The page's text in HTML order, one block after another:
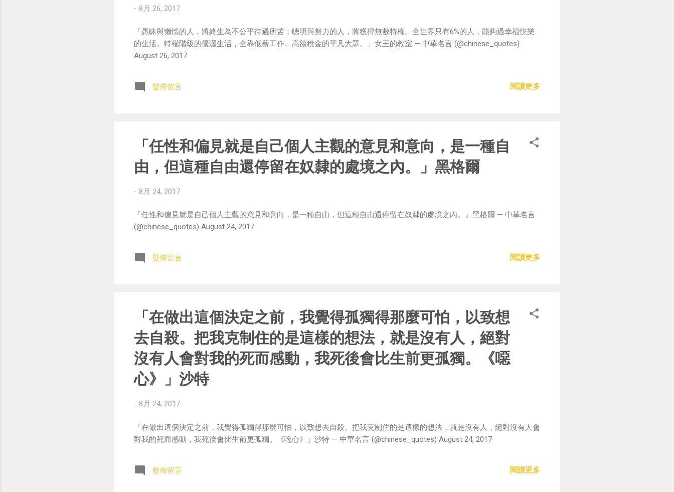
- 8月 26, 2017
「愚昧與懶惰的人，將終生為不公平待遇所苦；聰明與努力的人，將獲得無數特權。全世界只有6%的人，能夠過幸福快樂
的生活。特權階級的優渥生活，全靠低薪工作、高額稅金的平凡大眾。」女王的教室 — 中華名言 (@chinese_quotes)
August 26, 2017
發佈留言 閱讀更多
「任性和偏見就是自己個人主觀的意見和意向，是一種自
由，但這種自由還停留在奴隸的處境之內。」黑格爾
- 8月 24, 2017
「任性和偏見就是自己個人主觀的意見和意向，是一種自由，但這種自由還停留在奴隸的處境之內。」黑格爾 — 中華名言
(@chinese_quotes) August 24, 2017
發佈留言 閱讀更多
「在做出這個決定之前，我覺得孤獨得那麼可怕，以致想
去自殺。把我克制住的是這樣的想法，就是沒有人，絕對
沒有人會對我的死而感動，我死後會比生前更孤獨。《噁
心》」沙特
- 8月 24, 2017
「在做出這個決定之前，我覺得孤獨得那麼可怕，以致想去自殺。把我克制住的是這樣的想法，就是沒有人，絕對沒有人會
對我的死而感動，我死後會比生前更孤獨。《噁心》」沙特 — 中華名言 (@chinese_quotes) August 24, 2017
發佈留言 閱讀更多